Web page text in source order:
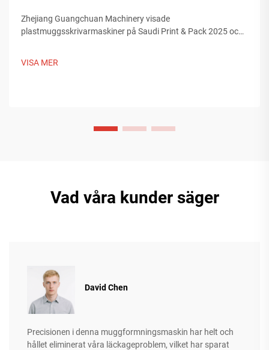
Zhejiang Guangchuan Machinery visade
plastmuggsskrivarmaskiner på Saudi Print & Pack 2025 och
VISA MER
Vad våra kunder säger
David Chen
Precisionen i denna muggformningsmaskin har helt och
hållet eliminerat våra läckageproblem, vilket har sparat